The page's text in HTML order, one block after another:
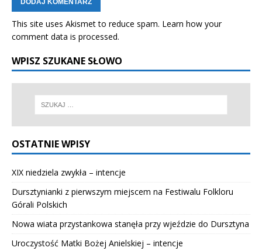
This site uses Akismet to reduce spam. Learn how your
comment data is processed.
WPISZ SZUKANE SŁOWO
OSTATNIE WPISY
XIX niedziela zwykła – intencje
Dursztynianki z pierwszym miejscem na Festiwalu Folkloru
Górali Polskich
Nowa wiata przystankowa stanęła przy wjeździe do Dursztyna
Uroczystość Matki Bożej Anielskiej – intencje